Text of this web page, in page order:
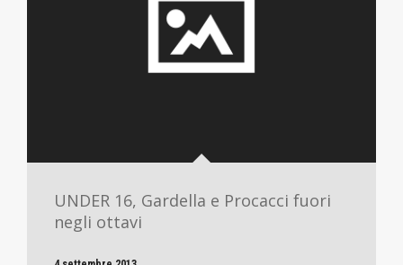
UNDER 16, Gardella e Procacci fuori
negli ottavi